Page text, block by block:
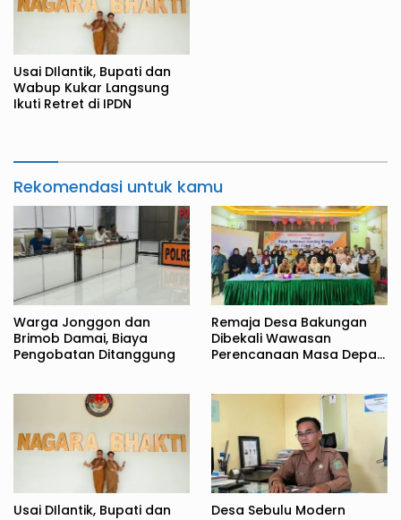
Usai DIlantik, Bupati dan
Wabup Kukar Langsung
Ikuti Retret di IPDN
Rekomendasi untuk kamu
Warga Jonggon dan
Brimob Damai, Biaya
Pengobatan Ditanggung
Remaja Desa Bakungan
Dibekali Wawasan
Perencanaan Masa Depan
Usai DIlantik, Bupati dan
Desa Sebulu Modern